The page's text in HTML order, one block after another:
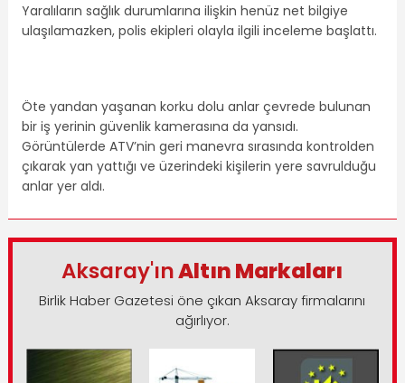
Yaralıların sağlık durumlarına ilişkin henüz net bilgiye
ulaşılamazken, polis ekipleri olayla ilgili inceleme başlattı.
Öte yandan yaşanan korku dolu anlar çevrede bulunan
bir iş yerinin güvenlik kamerasına da yansıdı.
Görüntülerde ATV’nin geri manevra sırasında kontrolden
çıkarak yan yattığı ve üzerindeki kişilerin yere savrulduğu
anlar yer aldı.
Aksaray'ınAltın Markaları
Birlik Haber Gazetesi öne çıkan Aksaray firmalarını
ağırlıyor.